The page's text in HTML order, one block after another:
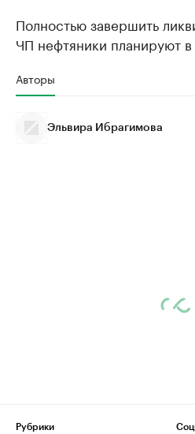
Полностью завершить
ЧП нефтяники планируют
Авторы
Эльвира Ибрагимова
Рубрики